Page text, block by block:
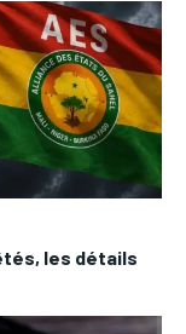
les détails